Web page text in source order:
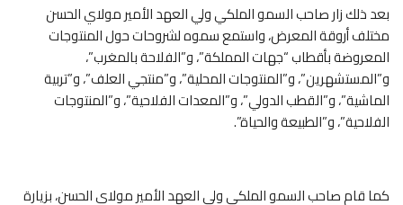
بعد ذلك زار صاحب السمو الملكي ولي العهد الأمير مولاي الحسن
مختلف أروقة المعرض، واستمع سموه لشروحات حول المنتوجات
المعروضة بأقطاب “جهات المملكة”، و”الفلاحة بالمغرب”،
و”المستشهرين”، و”المنتوجات المحلية”، و”منتجي العلف”، و”تربية
الماشية”، و”القطب الدولي”، و”المعدات الفلاحية”، و”المنتوجات
الفلاحية”، و”الطبيعة والحياة”.
كما قام صاحب السمو الملكي ولي العهد الأمير مولاي الحسن، بزيارة